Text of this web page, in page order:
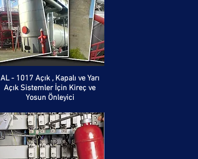
AL - 1017 Açık , Kapalı ve Yarı
Açık Sistemler İçin Kireç ve
Yosun Önleyici